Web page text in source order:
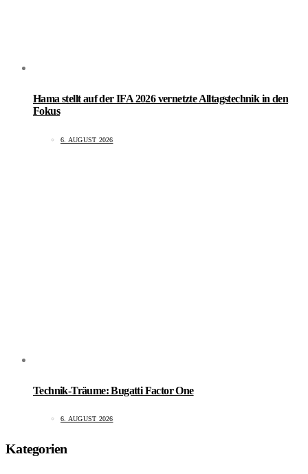
Hama stellt auf der IFA 2026 vernetzte Alltagstechnik in den
Fokus
6. AUGUST 2026
Technik-Träume: Bugatti Factor One
6. AUGUST 2026
Kategorien